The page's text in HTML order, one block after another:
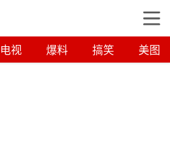
电视 爆料 搞笑 美图